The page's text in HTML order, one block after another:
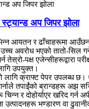
स्ट्यान्ड अप जिपर झोला
आयतन र ढाँचाहरूमा
भएको तातो-सिल
पक्ष एजेन्सीहरूद्वारा
उपयुक्त।
लागि क्राफ्ट पेपर
तपाईंको ब्रान्डहरू अझ
र दोहोर्याएर खरिद गर्न
उत्पादनहरू भण्डारण वा